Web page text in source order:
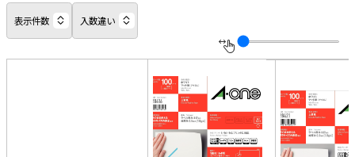
す
表示件数 入数違い